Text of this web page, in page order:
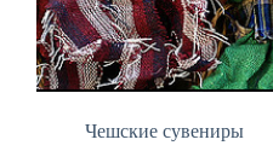
Чешские сувениры